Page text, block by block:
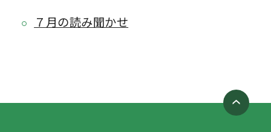
７月の読み聞かせ